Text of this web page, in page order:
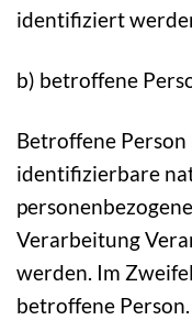
identifiziert
b) betroffene
Betroffene
identifizierbare
Verarbeitung
werden. Im
betroffene Person.